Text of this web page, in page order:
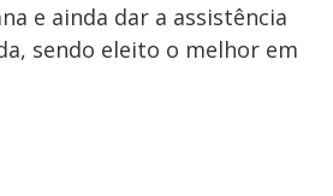
e ainda dar a assistência
sendo eleito o melhor em